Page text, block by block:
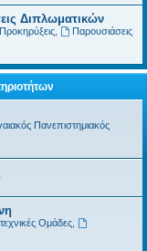
Διπλωματικών
,
Παρουσιάσεις
Πανεπιστημιακός
Ομάδες,